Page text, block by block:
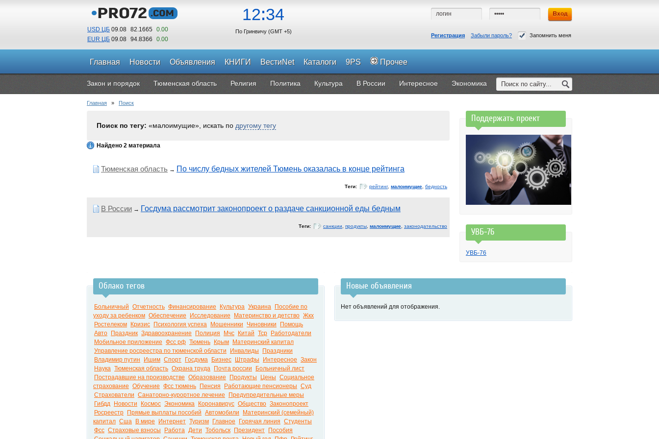
USD ЦБ 09.08 82.1665 0.00
EUR ЦБ 09.08 94.8366 0.00
12 34
По Гринвичу (GMT +5)
Регистрация Забыли пароль? Запомнить меня
Главная Новости Объявления КНИГИ ВестиNet Каталоги 9PS Прочее
Закон и порядок Тюменская область Религия Политика Культура В России Интересное Экономика
Главная » Поиск
Поиск по тегу: «малоимущие», искать по другому тегу
Найдено 2 материала
Тюменская область → По числу бедных жителей Тюмень оказалась в конце рейтинга
Теги: рейтинг, малоимущие бедность
В России → Госдума рассмотрит законопроект о раздаче санкционной еды бедным
Теги: санкции продукты малоимущие законодательство
Поддержать проект
УВБ-76
УВБ-76
Облако тегов
Больничный Отчетность Финансирование Культура Украина
Пособие по
уходу за ребенком Обеспечение Исследование Материнство и детство Жкх
Ростелеком
Кризис Психология успеха Мошенники Чиновники
Помощь
Авто
Праздник Здравоохранение Полиция Мчс Китай Тср
Работодатели
Мобильное приложение Фсс рф Тюмень Крым
Материнский капитал
Управление росреестра по тюменской области
Инвалиды
Праздники
Владимир путин
Ишим Спорт Госдума Бизнес Штрафы Интересное Закон
Наука Тюменская область Охрана труда Почта россии
Больничный лист
Пострадавшие на производстве Образование Продукты Цены Социальное
страхование Обучение Фсс тюмень Пенсия Работающие пенсионеры Суд
Страхователи Санаторно-курортное лечение
Предупредительные меры
Гибдд
Новости Космос Экономика Коронавирус Общество Законопроект
Росреестр
Прямые выплаты пособий Автомобили
Материнский (семейный)
капитал Сша В мире Интернет Туризм Главное Горячая линия Студенты
Фсс Страховые взносы Работа Дети Тобольск Президент
Пособия
Новые объявления
Нет объявлений для отображения.